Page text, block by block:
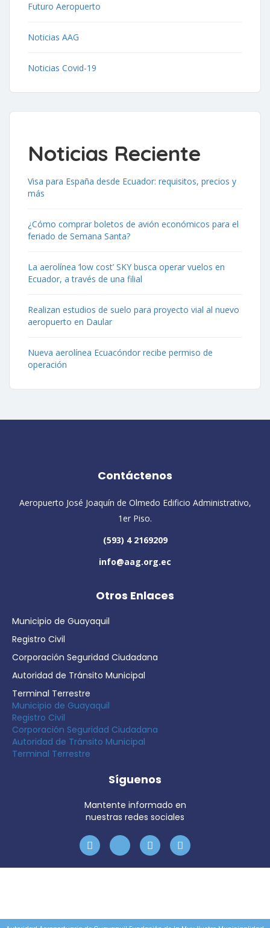
Futuro Aeropuerto
Noticias AAG
Noticias Covid-19
Noticias Reciente
Visa para España desde Ecuador: requisitos, precios y
más
¿Cómo comprar boletos de avión económicos para el
feriado de Semana Santa?
La aerolínea ‘low cost’ SKY busca operar vuelos en
Ecuador, a través de una filial
Realizan estudios de suelo para proyecto vial al nuevo
aeropuerto en Daular
Nueva aerolínea Ecuacóndor recibe permiso de
operación
Contáctenos
Aeropuerto José Joaquín de Olmedo Edificio Administrativo,
1er Piso.
(593) 4 2169209
info@aag.org.ec
Otros Enlaces
Municipio de Guayaquil
Registro Civil
Corporación Seguridad Ciudadana
Autoridad de Tránsito Municipal
Terminal Terrestre
Municipio de Guayaquil
Registro Civil
Corporación Seguridad Ciudadana
Autoridad de Tránsito Municipal
Terminal Terrestre
Síguenos
Mantente informado en
nuestras redes sociales